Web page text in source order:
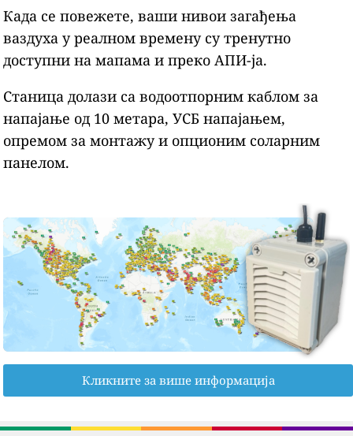
Када се повежете, ваши нивои загађења
ваздуха у реалном времену су тренутно
доступни на мапама и преко АПИ-ја.
Станица долази са водоотпорним каблом за
напајање од 10 метара, УСБ напајањем,
опремом за монтажу и опционим соларним
панелом.
Кликните за више информација